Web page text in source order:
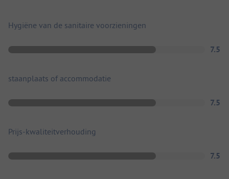
Hygiëne van de sanitaire voorzieningen
7.5
staanplaats of accommodatie
7.5
Prijs-kwaliteitverhouding
7.5